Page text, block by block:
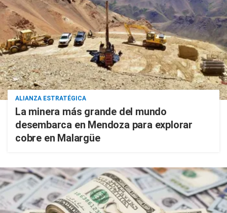
ALIANZA ESTRATÉGICA
La minera más grande del mundo
desembarca en Mendoza para explorar
cobre en Malargüe